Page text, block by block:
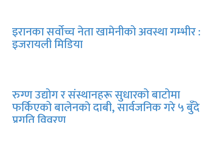
इरानका सर्वोच्च नेता खामेनीको अवस्था गम्भीर :
इजरायली मिडिया
रुग्ण उद्योग र संस्थानहरू सुधारको बाटोमा
फर्किएको बालेनकाे दाबी, सार्वजनिक गरे ५ बुँदे
प्रगति विवरण